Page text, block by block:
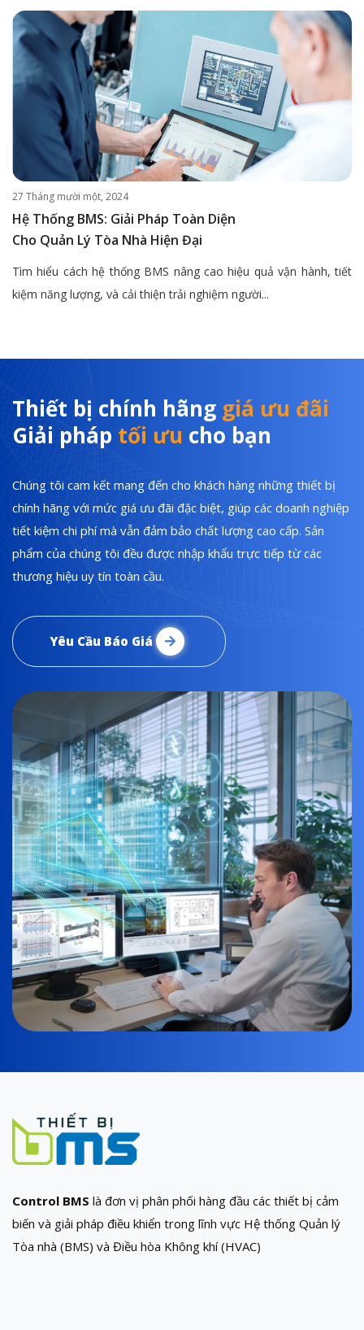
27 Tháng mười một, 2024
Hệ Thống BMS: Giải Pháp Toàn Diện
Cho Quản Lý Tòa Nhà Hiện Đại
Tìm hiểu cách hệ thống BMS nâng cao hiệu quả vận hành, tiết
kiệm năng lượng, và cải thiện trải nghiệm người...
Thiết bị chính hãng giá ưu đãi
Giải pháp tối ưu cho bạn
Chúng tôi cam kết mang đến cho khách hàng những thiết bị
chính hãng với mức giá ưu đãi đặc biệt, giúp các doanh nghiệp
tiết kiệm chi phí mà vẫn đảm bảo chất lượng cao cấp. Sản
phẩm của chúng tôi đều được nhập khẩu trực tiếp từ các
thương hiệu uy tín toàn cầu.
Yêu Cầu Báo Giá
Control BMS là đơn vị phân phối hàng đầu các thiết bị cảm
biến và giải pháp điều khiển trong lĩnh vực Hệ thống Quản lý
Tòa nhà (BMS) và Điều hòa Không khí (HVAC)